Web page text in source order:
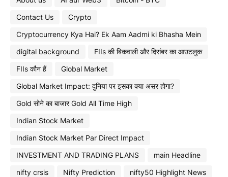
Contact Us
Crypto
Cryptocurrency Kya Hai? Ek Aam Aadmi ki Bhasha Mein
digital background
FIIs की बिकवाली और दिसंबर का आउटलुक
FIIs कौन हैं
Global Market
Global Market Impact: दुनिया पर इसका क्या असर होगा?
Gold सोने का बाजार Gold All Time High
Indian Stock Market
Indian Stock Market Par Direct Impact
INVESTMENT AND TRADING PLANS
main Headline
nifty crsis
Nifty Prediction
nifty50 Highlight News